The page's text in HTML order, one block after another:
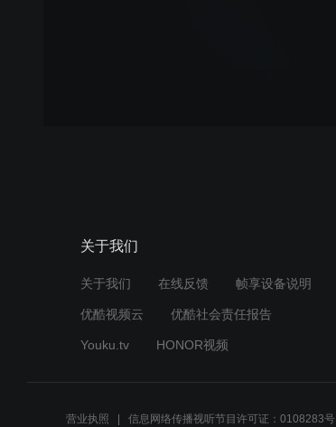
关于我们
关于我们 在线反馈 帧享设备说明
优酷视频云 优酷社会责任报告
Youku.tv HONOR视频
营业执照 信息网络传播视听节目许可证：0108283号